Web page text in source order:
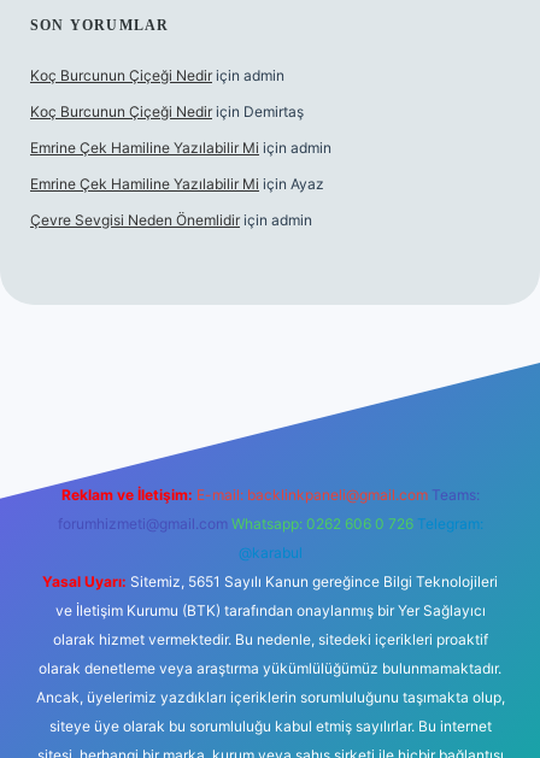
SON YORUMLAR
Koç Burcunun Çiçeği Nedir için admin
Koç Burcunun Çiçeği Nedir için Demirtaş
Emrine Çek Hamiline Yazılabilir Mi için admin
Emrine Çek Hamiline Yazılabilir Mi için Ayaz
Çevre Sevgisi Neden Önemlidir için admin
Reklam ve İletişim: E-mail: backlinkpaneli@gmail.com Teams:
forumhizmeti@gmail.com Whatsapp: 0262 606 0 726 Telegram:
@karabul
Yasal Uyarı: Sitemiz, 5651 Sayılı Kanun gereğince Bilgi Teknolojileri
ve İletişim Kurumu (BTK) tarafından onaylanmış bir Yer Sağlayıcı
olarak hizmet vermektedir. Bu nedenle, sitedeki içerikleri proaktif
olarak denetleme veya araştırma yükümlülüğümüz bulunmamaktadır.
Ancak, üyelerimiz yazdıkları içeriklerin sorumluluğunu taşımakta olup,
siteye üye olarak bu sorumluluğu kabul etmiş sayılırlar. Bu internet